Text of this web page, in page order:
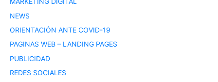
NEWS
ORIENTACIÓN ANTE COVID-19
PAGINAS WEB – LANDING PAGES
PUBLICIDAD
REDES SOCIALES